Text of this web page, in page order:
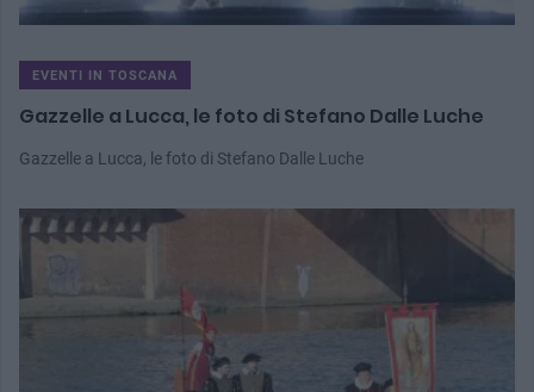
EVENTI IN TOSCANA
Gazzelle a Lucca, le foto di Stefano Dalle Luche
Gazzelle a Lucca, le foto di Stefano Dalle Luche